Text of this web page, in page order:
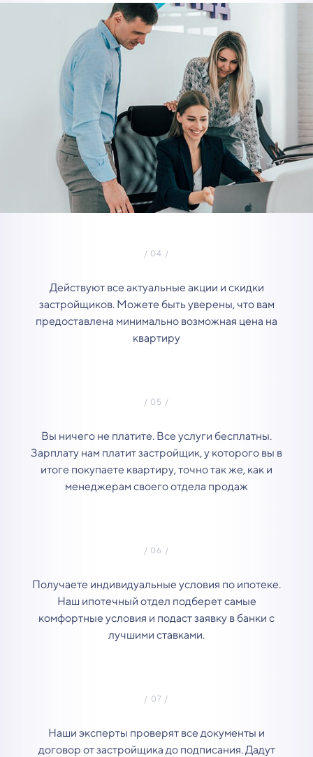
Действуют все актуальные акции и скидки
застройщиков. Можете быть уверены, что вам
предоставлена минимально возможная цена на
квартиру
Вы ничего не платите. Все услуги бесплатны.
Зарплату нам платит застройщик, у которого вы в
итоге покупаете квартиру, точно так же, как и
менеджерам своего отдела продаж
Получаете индивидуальные условия по ипотеке.
Наш ипотечный отдел подберет самые
комфортные условия и подаст заявку в банки с
лучшими ставками.
Наши эксперты проверят все документы и
договор от застройщика до подписания. Дадут